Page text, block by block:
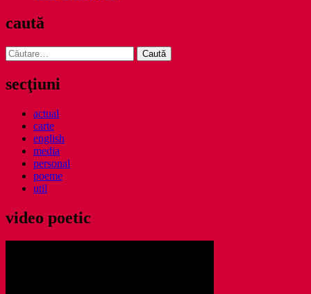
caută
Caută
după:
secţiuni
actual
carte
english
media
personal
poeme
util
video poetic